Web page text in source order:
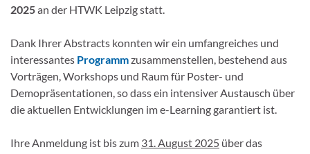
2025an der HTWK Leipzig statt.
Dank Ihrer Abstracts konnten wir ein umfangreiches und
interessantes Programmzusammenstellen, bestehend aus
Vorträgen, Workshops und Raum für Poster- und
Demopräsentationen, so dass ein intensiver Austausch über
die aktuellen Entwicklungen im e-Learning garantiert ist.
Ihre Anmeldung ist bis zum 31. August 2025 über das